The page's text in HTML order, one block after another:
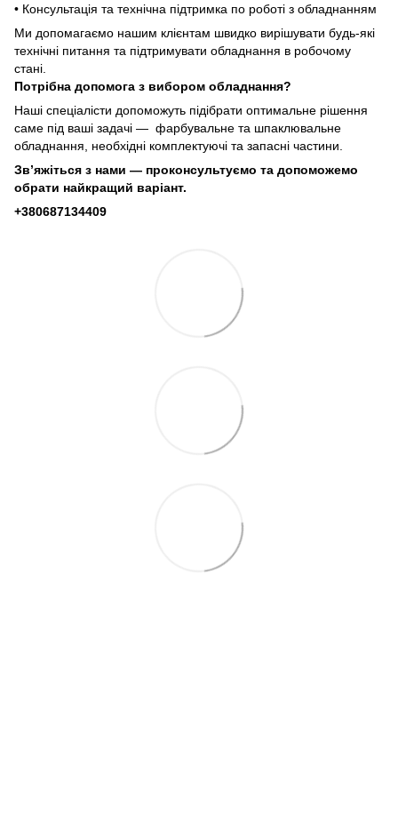
• Консультація та технічна підтримка по роботі з обладнанням
Ми допомагаємо нашим клієнтам швидко вирішувати будь-які
технічні питання та підтримувати обладнання в робочому
стані.
Потрібна допомога з вибором обладнання?
Наші спеціалісти допоможуть підібрати оптимальне рішення
саме під ваші задачі — фарбувальне та шпаклювальне
обладнання, необхідні комплектуючі та запасні частини.
Зв’яжіться з нами — проконсультуємо та допоможемо
обрати найкращий варіант.
+380687134409